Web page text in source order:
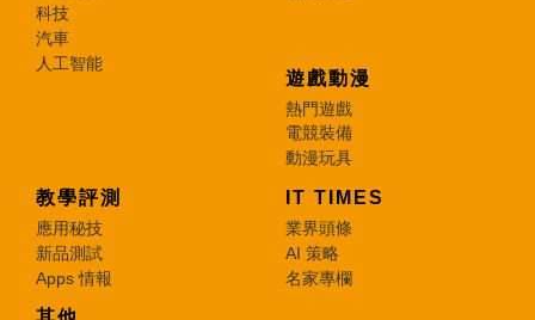
科技
汽車
人工智能
遊戲動漫
熱門遊戲
電競裝備
動漫玩具
教學評測
應用秘技
新品測試
Apps 情報
IT TIMES
業界頭條
AI 策略
名家專欄